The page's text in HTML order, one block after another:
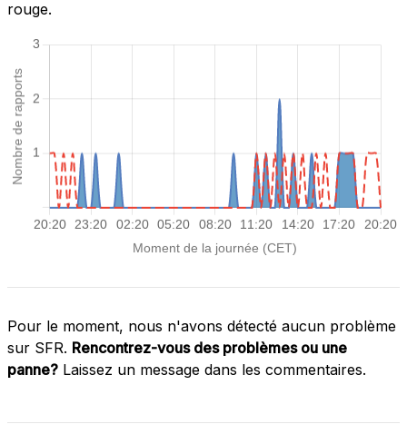
rouge.
Pour le moment, nous n'avons détecté aucun problème
sur SFR. Rencontrez-vous des problèmes ou une
panne? Laissez un message dans les commentaires.